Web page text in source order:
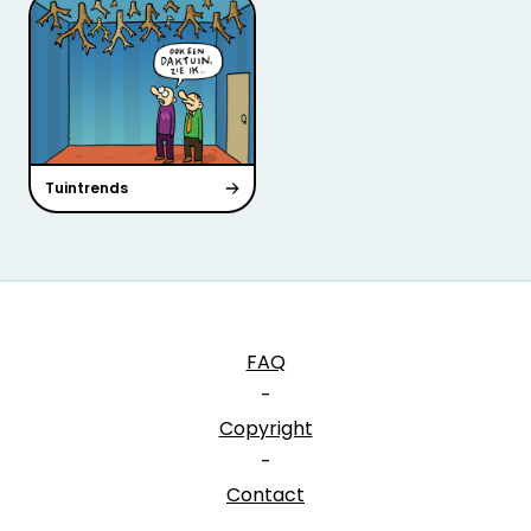
Tuintrends
FAQ
-
Copyright
-
Contact